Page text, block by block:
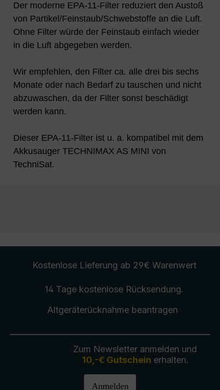
Der moderne EPA-11-Filter reduziert den Austoß
von Partikel/Feinstaub/Schwebstoffe an die Luft.
Ohne Filter würde der Feinstaub einfach wieder
in die Luft abgegeben werden.
Wir empfehlen, den Filter ca. alle drei bis sechs
Monate oder nach Bedarf zu tauschen und nicht
abzuwaschen, da der Filter sonst beschädigt
werden kann.
Dieser EPA-11-Filter ist u. a. kompatibel mit dem
Akkusauger TECHNIMAX AS MINI von
TechniSat.
Kostenlose Lieferung ab 29€ Warenwert
14 Tage kostenlose Rücksendung.
Altgeräterücknahmebeantragen
Zum Newsletter anmelden und
10,-€ Gutschein erhalten.
Anmelden